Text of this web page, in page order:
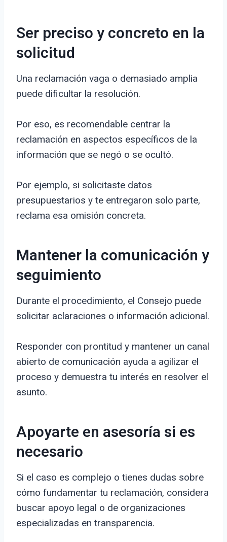
Ser preciso y concreto en la
solicitud
Una reclamación vaga o demasiado amplia
puede dificultar la resolución.
Por eso, es recomendable centrar la
reclamación en aspectos específicos de la
información que se negó o se ocultó.
Por ejemplo, si solicitaste datos
presupuestarios y te entregaron solo parte,
reclama esa omisión concreta.
Mantener la comunicación y
seguimiento
Durante el procedimiento, el Consejo puede
solicitar aclaraciones o información adicional.
Responder con prontitud y mantener un canal
abierto de comunicación ayuda a agilizar el
proceso y demuestra tu interés en resolver el
asunto.
Apoyarte en asesoría si es
necesario
Si el caso es complejo o tienes dudas sobre
cómo fundamentar tu reclamación, considera
buscar apoyo legal o de organizaciones
especializadas en transparencia.